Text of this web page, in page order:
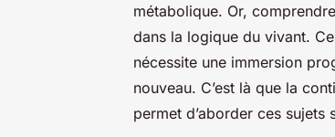
métabolique. Or,
dans la logique du vivant.
nécessite une immersion
nouveau. C’est là que la
permet d’aborder ces